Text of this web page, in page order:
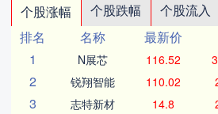
个股涨幅 个股跌幅 个股流入
排名
名称 最新价
1
N展芯 116.52
2 锐翔智能 110.02
3 志特新材 14.8